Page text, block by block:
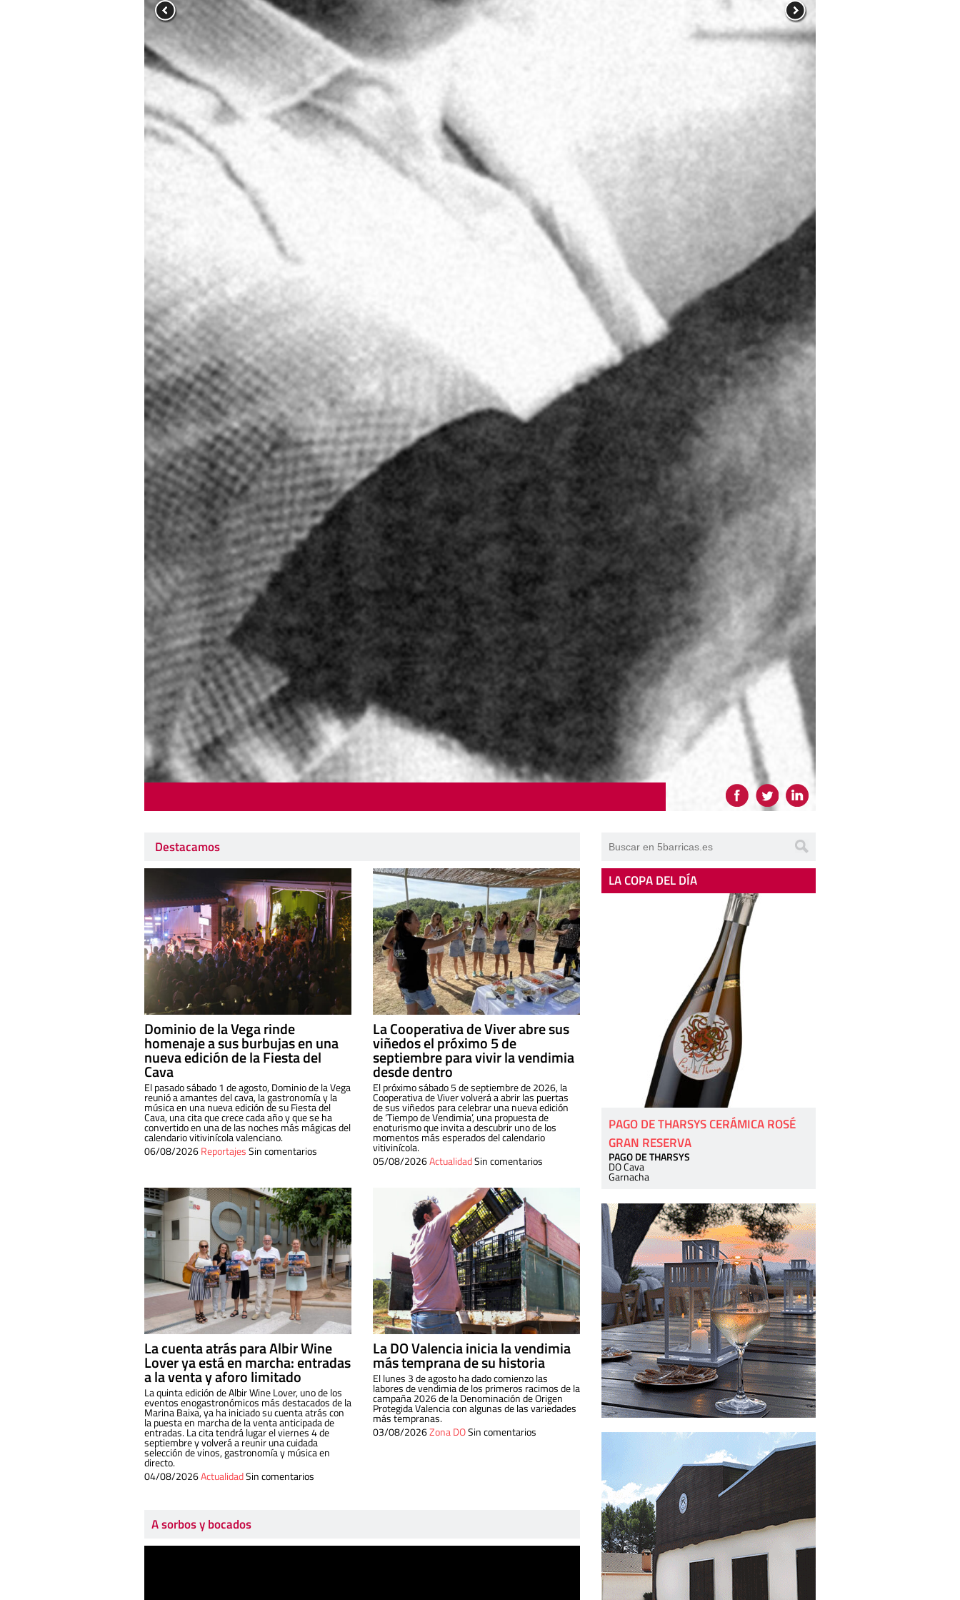
Destacamos
Dominio de la Vega rinde
homenaje a sus burbujas en una
nueva edición de la Fiesta del
Cava
El pasado sábado 1 de agosto, Dominio de la Vega
reunió a amantes del cava, la gastronomía y la
música en una nueva edición de su Fiesta del
Cava, una cita que crece cada año y que se ha
convertido en una de las noches más mágicas del
calendario vitivinícola valenciano.
06/08/2026ReportajesSin comentarios
La Cooperativa de Viver abre sus
viñedos el próximo 5 de
septiembre para vivir la vendimia
desde dentro
El próximo sábado 5 de septiembre de 2026, la
Cooperativa de Viver volverá a abrir las puertas
de sus viñedos para celebrar una nueva edición
de ‘Tiempo de Vendimia’, una propuesta de
enoturismo que invita a descubrir uno de los
momentos más esperados del calendario
vitivinícola.
05/08/2026ActualidadSin comentarios
La cuenta atrás para Albir Wine
Lover ya está en marcha: entradas
a la venta y aforo limitado
La quinta edición de Albir Wine Lover, uno de los
eventos enogastronómicos más destacados de la
Marina Baixa, ya ha iniciado su cuenta atrás con
la puesta en marcha de la venta anticipada de
entradas. La cita tendrá lugar el viernes 4 de
septiembre y volverá a reunir una cuidada
selección de vinos, gastronomía y música en
directo.
04/08/2026ActualidadSin comentarios
La DO Valencia inicia la vendimia
más temprana de su historia
El lunes 3 de agosto ha dado comienzo las
labores de vendimia de los primeros racimos de la
campaña 2026 de la Denominación de Origen
Protegida Valencia con algunas de las variedades
más tempranas.
03/08/2026Zona DOSin comentarios
A sorbos y bocados
LA COPA DEL DÍA
PAGO DE THARSYS CERÁMICA ROSÉ
GRAN RESERVA
PAGO DE THARSYS
DO Cava
Garnacha